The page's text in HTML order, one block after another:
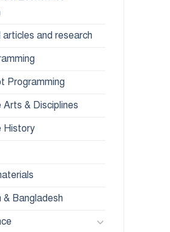
and research
Programming
Arts & Disciplines
History
& Bangladesh